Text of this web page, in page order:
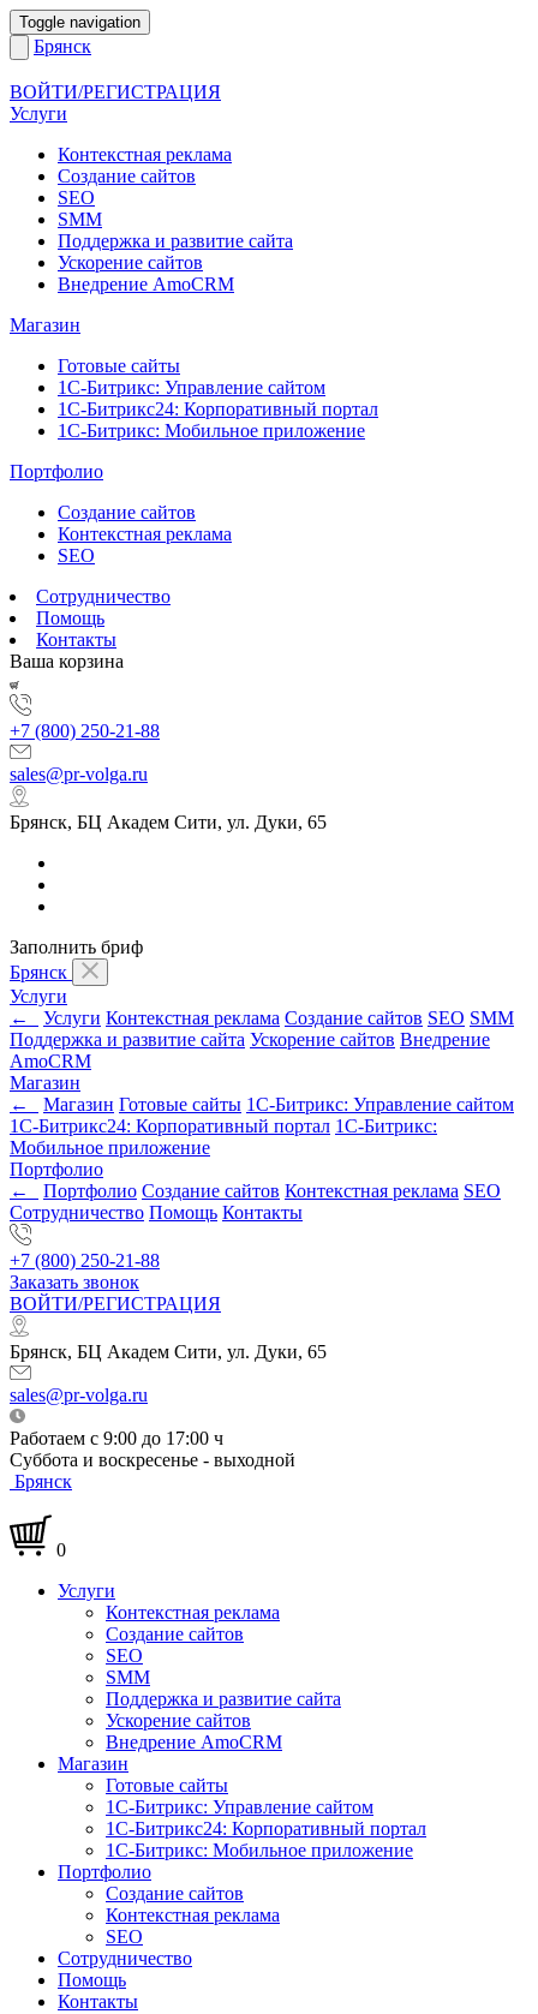
Toggle navigation
Брянск
ВОЙТИ/РЕГИСТРАЦИЯ
Услуги
Контекстная реклама
Создание сайтов
SEO
SMM
Поддержка и развитие сайта
Ускорение сайтов
Внедрение AmoCRM
Магазин
Готовые сайты
1С-Битрикс: Управление сайтом
1С-Битрикс24: Корпоративный портал
1С-Битрикс: Мобильное приложение
Портфолио
Создание сайтов
Контекстная реклама
SEO
Сотрудничество
Помощь
Контакты
Ваша корзина
+7 (800) 250-21-88
sales@pr-volga.ru
Брянск, БЦ Академ Сити, ул. Дуки, 65
Заполнить бриф
Брянск
Услуги
←
Услуги Контекстная реклама Создание сайтов SEO SMM
Поддержка и развитие сайта Ускорение сайтов Внедрение
AmoCRM
Магазин
←
Магазин Готовые сайты 1С-Битрикс: Управление сайтом
1С-Битрикс24: Корпоративный портал 1С-Битрикс:
Мобильное приложение
Портфолио
←
Портфолио Создание сайтов Контекстная реклама SEO
Сотрудничество Помощь Контакты
+7 (800) 250-21-88
Заказать звонок
ВОЙТИ/РЕГИСТРАЦИЯ
Брянск, БЦ Академ Сити, ул. Дуки, 65
sales@pr-volga.ru
Работаем с 9:00 до 17:00 ч
Суббота и воскресенье - выходной
Брянск
0
Услуги
Контекстная реклама
Создание сайтов
SEO
SMM
Поддержка и развитие сайта
Ускорение сайтов
Внедрение AmoCRM
Магазин
Готовые сайты
1С-Битрикс: Управление сайтом
1С-Битрикс24: Корпоративный портал
1С-Битрикс: Мобильное приложение
Портфолио
Создание сайтов
Контекстная реклама
SEO
Сотрудничество
Помощь
Контакты